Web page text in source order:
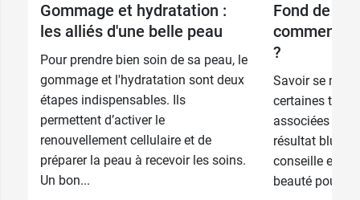
Gommage et hydratation :
les alliés d'une belle peau
Pour prendre bien soin de sa peau, le
gommage et l'hydratation sont deux
étapes indispensables. Ils
permettent d’activer le
renouvellement cellulaire et de
préparer la peau à recevoir les soins.
Un bon...
Fond de
comment
?
Savoir se
certaines
associées aux
résultat
conseille et
beauté pour